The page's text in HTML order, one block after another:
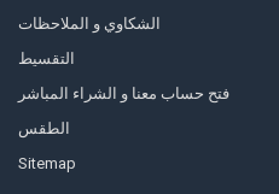
الشكاوي و الملاحظات
التقسيط
فتح حساب معنا و الشراء المباشر
الطقس
Sitemap